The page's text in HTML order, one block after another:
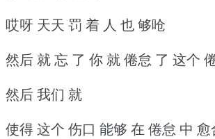
哎呀 天天 罚 着 人 也 够呛
然后 就 忘 了 你 就 倦怠 了 这个
然后 我们 就
使得 这个 伤口 能够 在 倦怠 中 愈